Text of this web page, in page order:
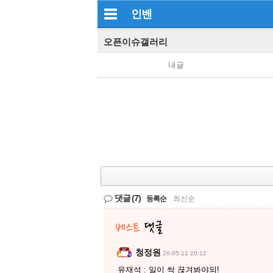
인벤
오픈이슈갤러리
내글
댓글(7) 등록순 최신순
청정원 26-05-11 20:12
유재석 : 일이 싹 끊겨봐야되!